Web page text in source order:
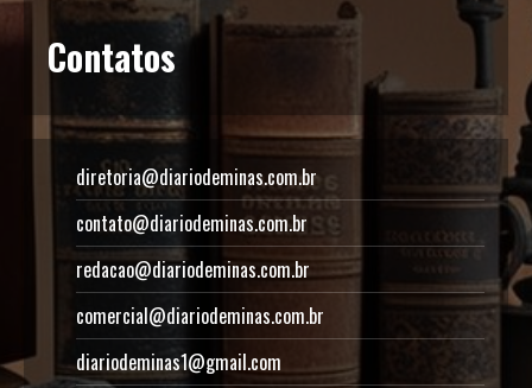
Contatos
diretoria@diariodeminas.com.br
contato@diariodeminas.com.br
redacao@diariodeminas.com.br
comercial@diariodeminas.com.br
diariodeminas1@gmail.com